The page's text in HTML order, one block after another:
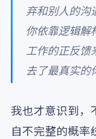
弃和别人的沟
你依靠逻辑解
工作的正反馈
去了最真实的
我也才意识到，
自不完整的概率